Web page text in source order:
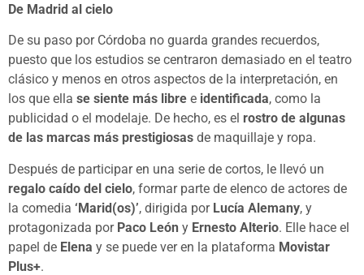
De Madrid al cielo
De su paso por Córdoba no guarda grandes recuerdos,
puesto que los estudios se centraron demasiado en el teatro
clásico y menos en otros aspectos de la interpretación, en
los que ella se siente más libre e identificada, como la
publicidad o el modelaje. De hecho, es el rostro de algunas
de las marcas más prestigiosas de maquillaje y ropa.
Después de participar en una serie de cortos, le llevó un
regalo caído del cielo, formar parte de elenco de actores de
la comedia ‘Marid(os)’, dirigida por Lucía Alemany, y
protagonizada por Paco León y Ernesto Alterio. Elle hace el
papel de Elena y se puede ver en la plataforma Movistar
Plus+.